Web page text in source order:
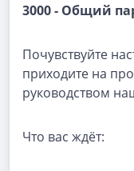
3000 - Общий
Почувствуйте
приходите на
руководством
Что вас ждёт: